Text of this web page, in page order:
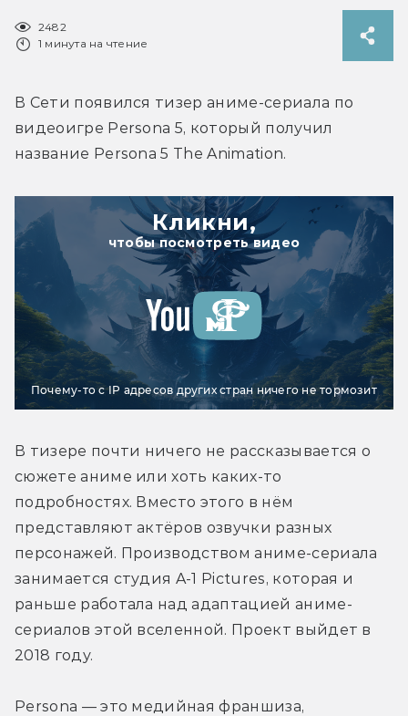
2482
1 минута на чтение
В Сети появился тизер аниме-сериала по
видеоигре Persona 5, который получил
название Persona 5 The Animation.
Кликни,
чтобы посмотреть видео
Почему-то с IP адресов других стран ничего не тормозит
В тизере почти ничего не рассказывается о
сюжете аниме или хоть каких-то
подробностях. Вместо этого в нём
представляют актёров озвучки разных
персонажей. Производством аниме-сериала
занимается студия A-1 Pictures, которая и
раньше работала над адаптацией аниме-
сериалов этой вселенной. Проект выйдет в
2018 году.
Persona — это медийная франшиза,